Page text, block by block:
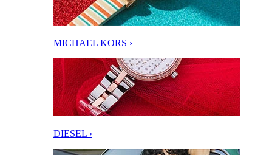
MICHAEL KORS ›
DIESEL ›